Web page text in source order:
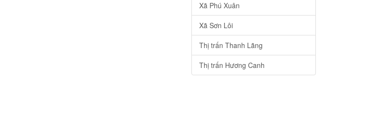
Xã Phú Xuân
Xã Sơn Lôi
Thị trấn Thanh Lãng
Thị trấn Hương Canh